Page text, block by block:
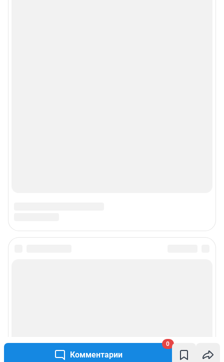
Комментарии
0